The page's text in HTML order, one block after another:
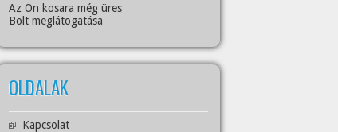
Az Ön kosara még üres
Bolt meglátogatása
OLDALAK
Kapcsolat